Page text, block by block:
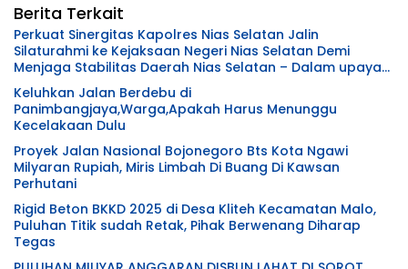
Berita Terkait
Perkuat Sinergitas Kapolres Nias Selatan Jalin
Silaturahmi ke Kejaksaan Negeri Nias Selatan Demi
Menjaga Stabilitas Daerah Nias Selatan – Dalam upaya
mempererat hubungan kelembagaan serta
memperkuat sinergitas antar aparat penegak hukum,
Kapolres Nias Selatan AKBP Alfian Tri Permadi, S.I.K., M.H.
bersama jajaran melaksanakan kunjungan silaturahmi
ke Kantor Kejaksaan Negeri Nias Selatan pada Senin
(20/7/2026) pukul 15.00 WIB. Kedatangan rombongan
Polres Nias Selatan disambut langsung oleh Kepala
didampingi para Pejabat Utama Kejaksaan Negeri Nias
Selatan. Pertemuan berlangsung dalam suasana
hangat, penuh keakraban, dan semangat kebersamaan
sebagai wujud komitmen memperkuat koordinasi antar
Keluhkan Jalan Berdebu di
Panimbangjaya,Warga,Apakah Harus Menunggu
Kecelakaan Dulu
Proyek Jalan Nasional Bojonegoro Bts Kota Ngawi
Milyaran Rupiah, Miris Limbah Di Buang Di Kawsan
Perhutani
Rigid Beton BKKD 2025 di Desa Kliteh Kecamatan Malo,
Puluhan Titik sudah Retak, Pihak Berwenang Diharap
Tegas